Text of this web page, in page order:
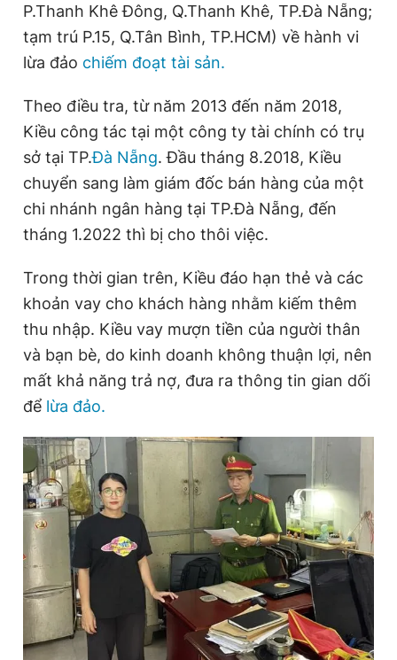
Đọc Thanh Niên trên điện thoại
Theo dõi báo trên
Hotline
0906 645 777
Liên hệ quảng cáo
0908 780 404
Đặt báo Quảng cáo Tòa soạn Chính sách bảo
Tổng biên tập: Nguyễn Ngọc Toàn
Phó tổng biên tập thường trực: Hải Thành
Phó tổng biên tập: Lâm Hiếu Dũng
Tổng thư ký tòa soạn: Đức Trung
Giấy phép xuất bản số 110/GP - BTTTT cấp ngày 24.3.2020
© 2003-2026 Bản quyền thuộc về Báo Thanh Niên. Cấm sao
chép dưới mọi hình thức nếu không có sự chấp thuận bằng văn
bản. Phát triển bởi ePi Technologies, JSC.
P.Thanh Khê Đông, Q.Thanh Khê, TP.Đà Nẵng;
tạm trú P.15, Q.Tân Bình, TP.HCM) về hành vi
lừa đảo chiếm đoạt tài sản.
Theo điều tra, từ năm 2013 đến năm 2018,
Kiều công tác tại một công ty tài chính có trụ
sở tại TP.Đà Nẵng. Đầu tháng 8.2018, Kiều
chuyển sang làm giám đốc bán hàng của một
chi nhánh ngân hàng tại TP.Đà Nẵng, đến
tháng 1.2022 thì bị cho thôi việc.
Trong thời gian trên, Kiều đáo hạn thẻ và các
khoản vay cho khách hàng nhằm kiếm thêm
thu nhập. Kiều vay mượn tiền của người thân
và bạn bè, do kinh doanh không thuận lợi, nên
mất khả năng trả nợ, đưa ra thông tin gian dối
để lừa đảo.